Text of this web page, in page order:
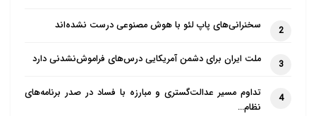
2 سخنرانی‌های پاپ لئو با هوش مصنوعی درست نشده‌اند
3 ملت ایران برای دشمن آمریکایی درس‌های فراموش‌نشدنی دارد
4
تداوم مسیر عدالت‌گستری و مبارزه با فساد در صدر برنامه‌های
نظام…